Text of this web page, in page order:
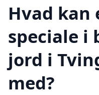
Hvad kan
speciale i
jord i
med?